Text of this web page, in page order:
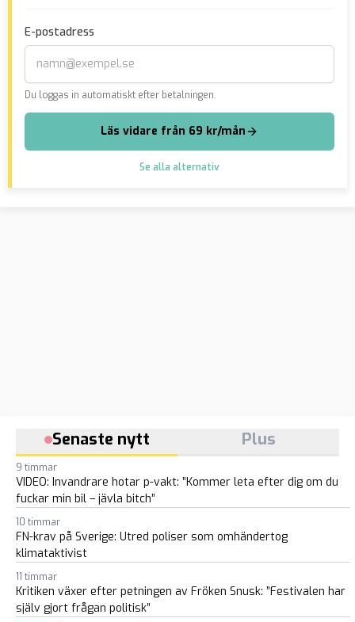
E-postadress
Du loggas in automatiskt efter betalningen.
Läs vidare från 69 kr/mån
Se alla alternativ
Senaste nytt Plus
9 timmar
VIDEO: Invandrare hotar p-vakt: ”Kommer leta efter dig om du
fuckar min bil – jävla bitch”
10 timmar
FN-krav på Sverige: Utred poliser som omhändertog
klimataktivist
11 timmar
Kritiken växer efter petningen av Fröken Snusk: ”Festivalen har
själv gjort frågan politisk”